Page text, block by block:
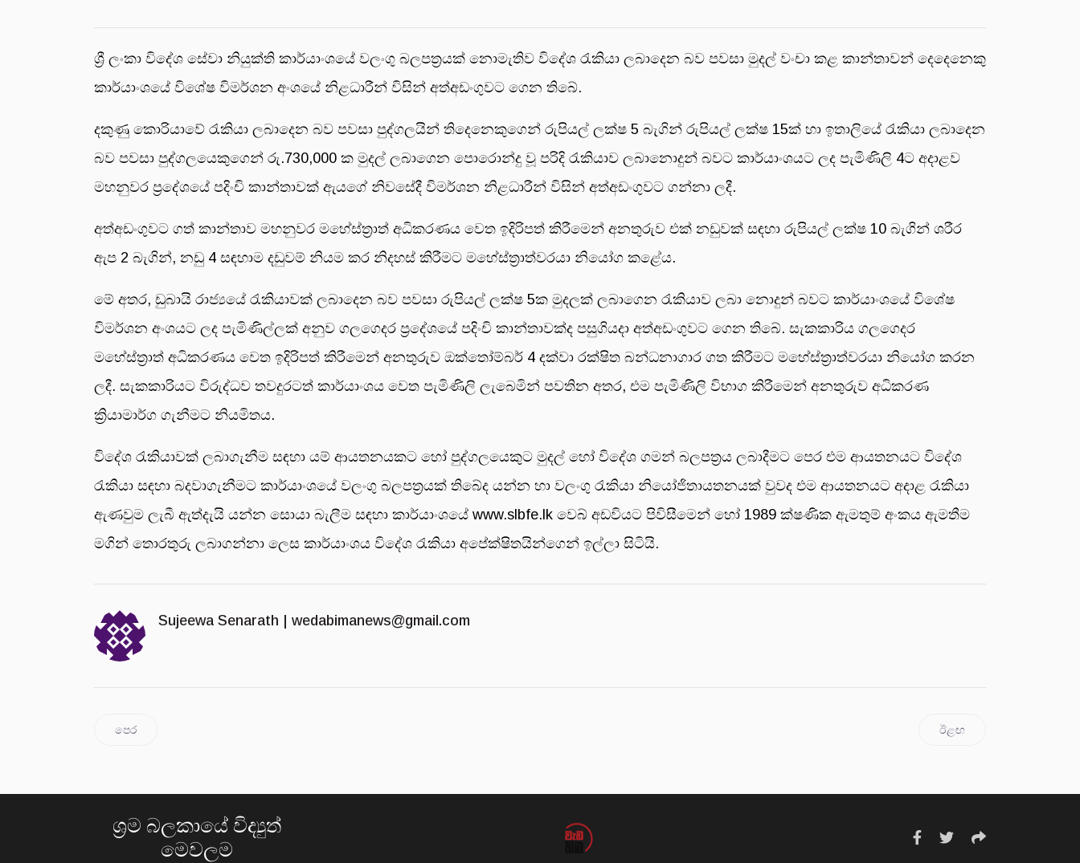
ශ්‍රී ලංකා විදේශ සේවා නියුක්ති කාර්යාංශයේ වලංගු බලපත්‍රයක් නොමැතිව විදේශ රැකියා ලබාදෙන බව පවසා මුදල් වංචා කළ කාන්තාවන් දෙදෙනෙකු
කාර්යාංශයේ විශේෂ විමර්ශන අංශයේ නිළධාරීන් විසින් අත්අඩංගුවට ගෙන තිබේ.
දකුණු කොරියාවේ රැකියා ලබාදෙන බව පවසා පුද්ගලයින් තිදෙනෙකුගෙන් රුපියල් ලක්ෂ 5 බැගින් රුපියල් ලක්ෂ 15ක් හා ඉතාලියේ රැකියා ලබාදෙන
බව පවසා පුද්ගලයෙකුගෙන් රු.730,000 ක මුදල් ලබාගෙන පොරොන්දු වූ පරිදි රැකියාව ලබානොදුන් බවට කාර්යාංශයට ලද පැමිණිලි 4ට අදාළව
මහනුවර ප්‍රදේශයේ පදිංචි කාන්තාවක් ඇයගේ නිවසේදී විමර්ශන නිළධාරීන් විසින් අත්අඩංගුවට ගන්නා ලදී.
අත්අඩංගුවට ගත් කාන්තාව මහනුවර මහේස්ත්‍රාත් අධිකරණය වෙත ඉදිරිපත් කිරීමෙන් අනතුරුව එක් නඩුවක් සඳහා රුපියල් ලක්ෂ 10 බැගින් ශරීර
ඇප 2 බැගින්, නඩු 4 සඳහාම දඩුවම් නියම කර නිදහස් කිරීමට මහේස්ත්‍රාත්වරයා නියෝග කළේය.
මේ අතර, ඩුබායි රාජ්‍යයේ රැකියාවක් ලබාදෙන බව පවසා රුපියල් ලක්ෂ 5ක මුදලක් ලබාගෙන රැකියාව ලබා නොදුන් බවට කාර්යාංශයේ විශේෂ
විමර්ශන අංශයට ලද පැමිණිල්ලක් අනුව ගලගෙදර ප්‍රදේශයේ පදිංචි කාන්තාවක්ද පසුගියදා අත්අඩංගුවට ගෙන තිබේ. සැකකාරිය ගලගෙදර
මහේස්ත්‍රාත් අධිකරණය වෙත ඉදිරිපත් කිරීමෙන් අනතුරුව ඔක්තෝම්බර් 4 දක්වා රක්ෂිත බන්ධනාගාර ගත කිරීමට මහේස්ත්‍රාත්වරයා නියෝග කරන
ලදී. සැකකාරියට විරුද්ධව තවදුරටත් කාර්යාංශය වෙත පැමිණිලි ලැබෙමින් පවතින අතර, එම පැමිණිලි විභාග කිරීමෙන් අනතුරුව අධිකරණ
ක්‍රියාමාර්ග ගැනීමට නියමිතය.
විදේශ රැකියාවක් ලබාගැනීම සඳහා යම් ආයතනයකට හෝ පුද්ගලයෙකුට මුදල් හෝ විදේශ ගමන් බලපත්‍රය ලබාදීමට පෙර එම ආයතනයට විදේශ
රැකියා සඳහා බදවාගැනීමට කාර්යාංශයේ වලංගු බලපත්‍රයක් තිබේද යන්න හා වලංගු රැකියා නියෝජිතායතනයක් වුවද එම ආයතනයට අදාළ රැකියා
ඇණවුම ලැබී ඇත්දැයි යන්න සොයා බැලීම සඳහා කාර්යාංශයේ www.slbfe.lk වෙබ් අඩවියට පිවිසීමෙන් හෝ 1989 ක්ෂණික ඇමතුම් අංකය ඇමතීම
මගින් තොරතුරු ලබාගන්නා ලෙස කාර්යාංශය විදේශ රැකියා අපේක්ෂිතයින්ගෙන් ඉල්ලා සිටියි.
Sujeewa Senarath | wedabimanews@gmail.com
පෙර ඊළඟ
ශ්‍රම බලකායේ විද්‍යුත්
මෙවලම